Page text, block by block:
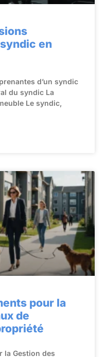
en
d’un syndic
du syndic La
Le syndic,
pour la
de
la Gestion des